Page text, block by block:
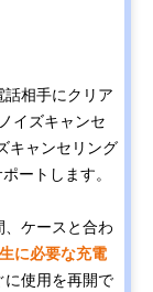
相手にクリア
イズキャンセ
キャンセリング
ートします。
ケースと合わ
に必要な充電
に使用を再開で